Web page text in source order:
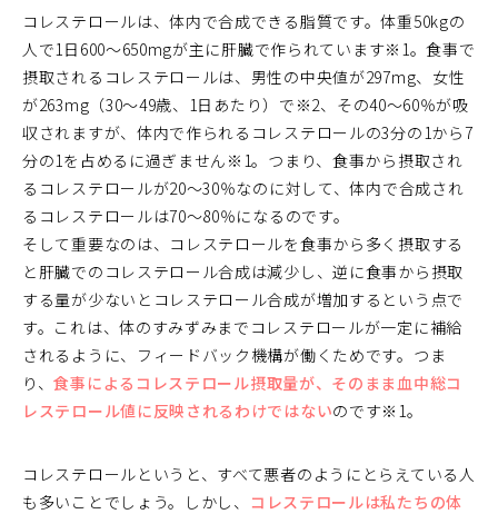
コレステロールは、体内で合成できる脂質です。体重50kgの
人で1日600～650mgが主に肝臓で作られています※1。食事で
摂取されるコレステロールは、男性の中央値が297mg、女性
が263mg（30～49歳、1日あたり）で※2、その40～60％が吸
収されますが、体内で作られるコレステロールの3分の1から7
分の1を占めるに過ぎません※1。つまり、食事から摂取され
るコレステロールが20～30％なのに対して、体内で合成され
るコレステロールは70～80％になるのです。
そして重要なのは、コレステロールを食事から多く摂取する
と肝臓でのコレステロール合成は減少し、逆に食事から摂取
する量が少ないとコレステロール合成が増加するという点で
す。これは、体のすみずみまでコレステロールが一定に補給
されるように、フィードバック機構が働くためです。つま
り、食事によるコレステロール摂取量が、そのまま血中総コ
レステロール値に反映されるわけではないのです※1。
コレステロールというと、すべて悪者のようにとらえている人
も多いことでしょう。しかし、 コレステロールは私たちの体